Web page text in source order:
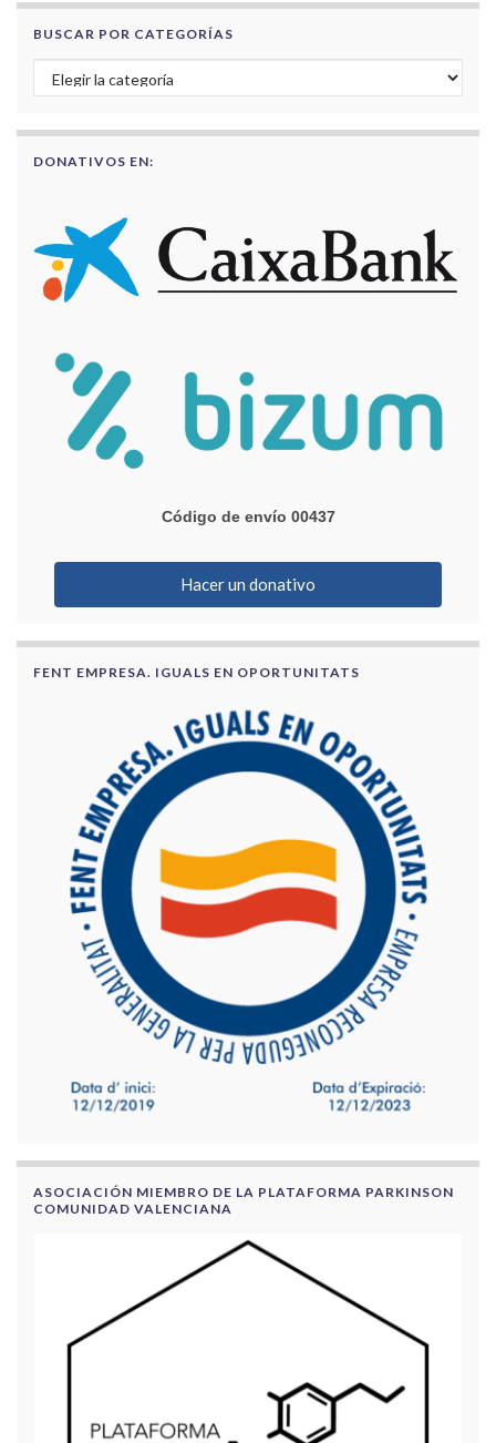
BUSCAR POR CATEGORÍAS
Buscar por categorías
DONATIVOS EN:
Código de envío 00437
Hacer un donativo
FENT EMPRESA. IGUALS EN OPORTUNITATS
ASOCIACIÓN MIEMBRO DE LA PLATAFORMA PARKINSON
COMUNIDAD VALENCIANA